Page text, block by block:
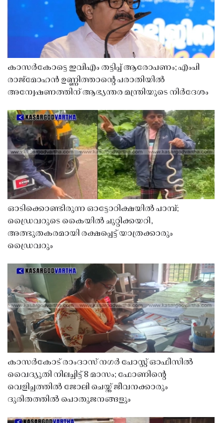
കാസർകോട്ടെ ഇവിഎം തട്ടിപ്പ് ആരോപണം; എംപി
രാജ്‌മോഹൻ ഉണ്ണിത്താന്റെ പരാതിയിൽ
അന്വേഷണത്തിന് ആഭ്യന്തര മന്ത്രിയുടെ നിർദേശം
ഓടിക്കൊണ്ടിരുന്ന ഓട്ടോറിക്ഷയിൽ പാമ്പ്;
ഡ്രൈവറുടെ കൈയിൽ ചുറ്റിക്കയറി,
അത്ഭുതകരമായി രക്ഷപ്പെട്ട് യാത്രക്കാരും
ഡ്രൈവറും
കാസർകോട് രാംദാസ് നഗർ പോസ്റ്റ് ഓഫീസിൽ
വൈദ്യുതി നിലച്ചിട്ട് 8 മാസം; ഫോണിൻ്റെ
വെളിച്ചത്തിൽ ജോലി ചെയ്ത് ജീവനക്കാരും
ദുരിതത്തിൽ പൊതുജനങ്ങളും